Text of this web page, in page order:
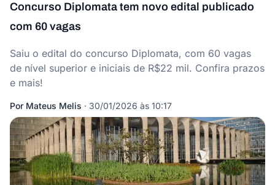
Concurso Diplomata tem novo edital publicado
com 60 vagas
Saiu o edital do concurso Diplomata, com 60 vagas
de nível superior e iniciais de R$22 mil. Confira prazos
e mais!
Por Mateus Melis · 30/01/2026 às 10:17